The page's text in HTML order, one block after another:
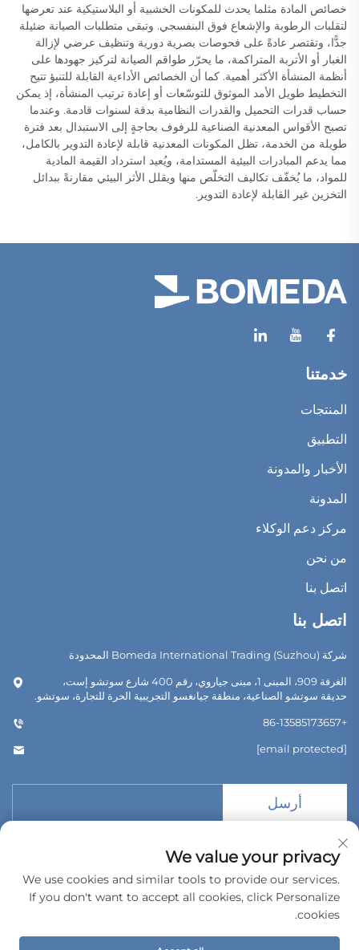
خصائص المادة مثلما يحدث للمكونات الخشبية أو البلاستيكية عند تعرضها
لتقلبات الرطوبة والإشعاع فوق البنفسجي. وتبقى متطلبات الصيانة ضئيلة
جدًّا، وتقتصر عادةً على فحوصات بصرية دورية وتنظيف عرضي لإزالة
الغبار أو الأتربة المتراكمة، ما يحرّر طواقم الصيانة لتركيز جهودها على
أنظمة المنشأة الأكثر أهمية. كما أن الخصائص الأداءية القابلة للتنبؤ تتيح
التخطيط طويل الأمد الموثوق للتوسّعات أو إعادة ترتيب المنشأة، إذ يمكن
حساب قدرات التحميل والقدرات النظامية بدقة لسنوات قادمة. وعندما
تصبح الأقواس المعدنية الصناعية للرفوف بحاجةٍ إلى الاستبدال بعد فترة
طويلة من الخدمة، تظل المكونات المعدنية قابلة لإعادة التدوير بالكامل،
مما يدعم المبادرات البيئية المستدامة، ويُعيد استرداد القيمة المادية
للمواد، ما يُخفّف تكاليف التخلّص منها ويقلل الأثر البيئي مقارنةً ببدائل
التخزين غير القابلة لإعادة التدوير.
خدمتنا
المنتجات
التطبيق
الأخبار والمدونة
المدونة
مركز دعم الوكلاء
من نحن
اتصل بنا
اتصل بنا
شركة Bomeda International Trading (Suzhou) المحدودة
الغرفة 909، المبنى 1، مبنى جياروي، رقم 400 شارع سوتشو إست،
حديقة سوتشو الصناعية، منطقة جيانغسو التجريبية الحرة للتجارة، سوتشو.
+86-13585173657
[email protected]
أرسل
حقوق الطبع والنشر © 2026 شركة بوميدا للتجارة الدولية (سوتشو) المحدودة.
سياسة الخصوصية
We value your privacy
We use cookies and similar tools to provide our services.
If you don't want to accept all cookies, click Personalize
cookies.